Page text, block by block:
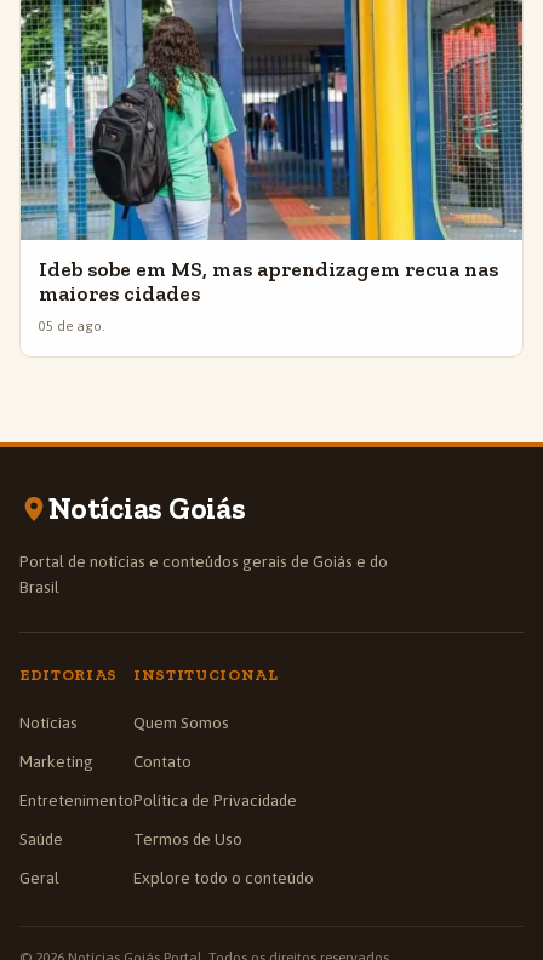
Ideb sobe em MS, mas aprendizagem recua nas
maiores cidades
05 de ago.
Notícias Goiás
Portal de notícias e conteúdos gerais de Goiás e do
Brasil
EDITORIAS
Notícias
Marketing
Entretenimento
Saúde
Geral
INSTITUCIONAL
Quem Somos
Contato
Política de Privacidade
Termos de Uso
Explore todo o conteúdo